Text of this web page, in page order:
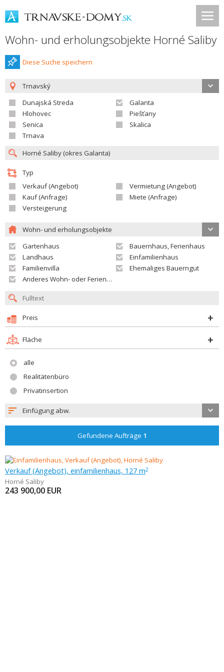
Wohn- und erholungsobjekte Horné Saliby
Diese Suche speichern
Trnavský
Dunajská Streda
Galanta
Hlohovec
Piešťany
Senica
Skalica
Trnava
Typ
Verkauf (Angebot)
Vermietung (Angebot)
Kauf (Anfrage)
Miete (Anfrage)
Versteigerung
Wohn- und erholungsobjekte
Gartenhaus
Bauernhaus, Ferienhaus
Landhaus
Einfamilienhaus
Familienvilla
Ehemaliges Bauerngut
Anderes Wohn- oder Ferienobjekt
Preis
Fläche
alle
Realitätenbüro
Privatinsertion
Einfügung abw.
Gefundene Aufträge 1
Verkauf (Angebot), einfamilienhaus, 127 m2
Horné Saliby
243 900,00 EUR